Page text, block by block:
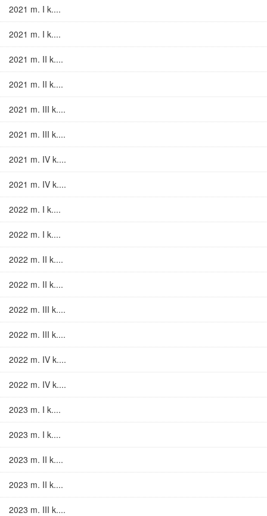
2021 m. I k....
2021 m. I k....
2021 m. II k....
2021 m. II k....
2021 m. III k....
2021 m. III k....
2021 m. IV k....
2021 m. IV k....
2022 m. I k....
2022 m. I k....
2022 m. II k....
2022 m. II k....
2022 m. III k....
2022 m. III k....
2022 m. IV k....
2022 m. IV k....
2023 m. I k....
2023 m. I k....
2023 m. II k....
2023 m. II k....
2023 m. III k....